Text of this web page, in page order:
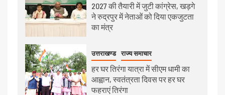
2027 की तैयारी में जुटी कांग्रेस, खड़गे
ने रुद्रपुर में नेताओं को दिया एकजुटता
का मंत्र
उत्तराखण्ड राज्य समाचार
हर घर तिरंगा यात्रा में सीएम धामी का
आह्वान, स्वतंत्रता दिवस पर हर घर
फहराएं तिरंगा